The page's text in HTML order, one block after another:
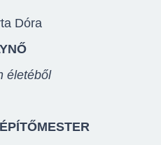
Dóra
életéből